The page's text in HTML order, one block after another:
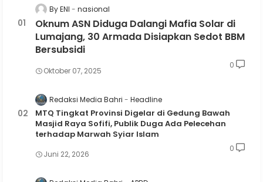
By ENI nasional
Oknum ASN Diduga Dalangi Mafia Solar di
Lumajang, 30 Armada Disiapkan Sedot BBM
Bersubsidi
Oktober 07, 2025
0
Redaksi Media Bahri Headline
MTQ Tingkat Provinsi Digelar di Gedung Bawah
Masjid Raya Sofifi, Publik Duga Ada Pelecehan
terhadap Marwah Syiar Islam
Juni 22, 2026
0